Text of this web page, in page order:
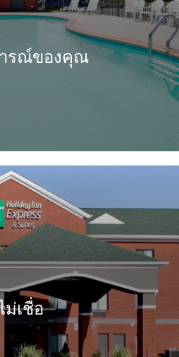
ารณ์ของคุณ
ม่เชื่อ